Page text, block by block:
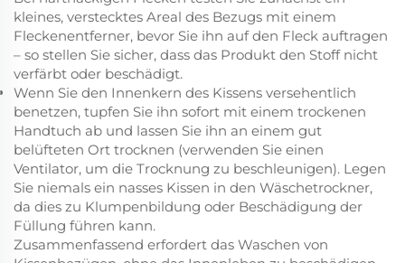
kleines, verstecktes Areal des Bezugs mit einem
Fleckenentferner, bevor Sie ihn auf den Fleck auftragen
– so stellen Sie sicher, dass das Produkt den Stoff nicht
verfärbt oder beschädigt.
Wenn Sie den Innenkern des Kissens versehentlich
benetzen, tupfen Sie ihn sofort mit einem trockenen
Handtuch ab und lassen Sie ihn an einem gut
belüfteten Ort trocknen (verwenden Sie einen
Ventilator, um die Trocknung zu beschleunigen). Legen
Sie niemals ein nasses Kissen in den Wäschetrockner,
da dies zu Klumpenbildung oder Beschädigung der
Füllung führen kann.
Zusammenfassend erfordert das Waschen von